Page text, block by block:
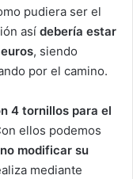
pudiera ser el
así debería estar
, siendo
por el camino.
4 tornillos para el
ellos podemos
no modificar su
mediante